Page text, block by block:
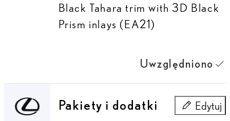
Black Tahara trim with 3D Black
Prism inlays (EA21)
Uwzględniono
Pakiety i dodatki Edytuj
Pakiety i